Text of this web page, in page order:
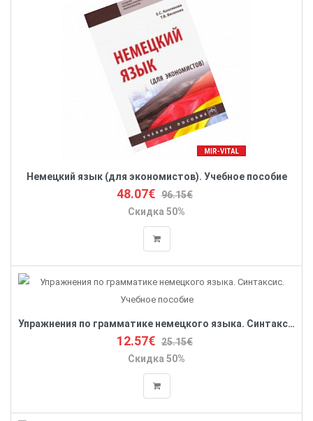
Немецкий язык (для экономистов). Учебное пособие
48.07€ 96.15€
Скидка 50%
Упражнения по грамматике немецкого языка. Синтаксис. Учебное пособие
12.57€ 25.15€
Скидка 50%